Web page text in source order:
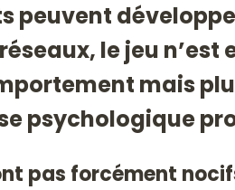
peuvent
le jeu n’est
mais
psychologique
pas forcément